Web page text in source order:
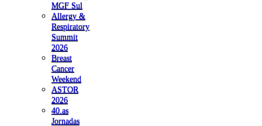
MGF Sul
Allergy &
Respiratory
Summit
2026
Breast
Cancer
Weekend
ASTOR
2026
40.as
Jornadas